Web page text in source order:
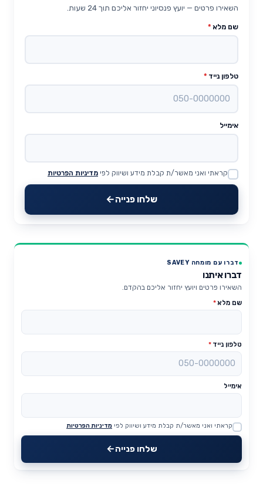
השאירו פרטים — יועץ פנסיוני יחזור אליכם תוך 24 שעות.
שם מלא *
טלפון נייד *
אימייל
Website
קראתי ואני מאשר/ת קבלת מידע ושיווק לפי מדיניות הפרטיות
שלחו פנייה
דברו עם מומחה SAVEY
דברו איתנו
השאירו פרטים ויועץ יחזור אליכם בהקדם.
שם מלא*
טלפון נייד *
אימייל
Website
קראתי ואני מאשר/ת קבלת מידע ושיווק לפי מדיניות הפרטיות
שלחו פנייה